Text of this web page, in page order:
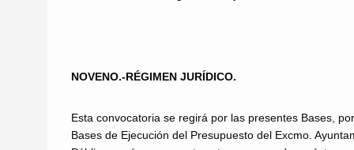
NOVENO.-RÉGIMEN JURÍDICO.
Esta convocatoria se regirá por las presentes Bases,
Bases de Ejecución del Presupuesto del Excmo.